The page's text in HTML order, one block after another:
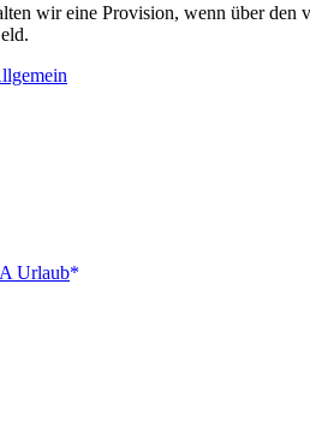
wir eine Provision, wenn über